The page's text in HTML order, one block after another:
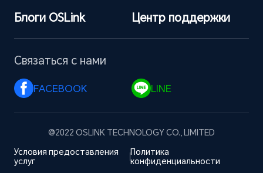
Блоги OSLink
Центр поддержки
Связаться с нами
FACEBOOK LINE
@2022 OSLINK TECHNOLOGY CO., LIMITED
Условия предоставления
услуг
Политика
конфиденциальности